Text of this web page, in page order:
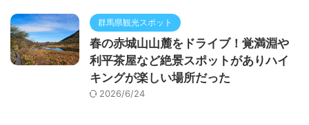
群馬県観光スポット
春の赤城山山麓をドライブ！覚満淵や
利平茶屋など絶景スポットがありハイ
キングが楽しい場所だった
2026/6/24